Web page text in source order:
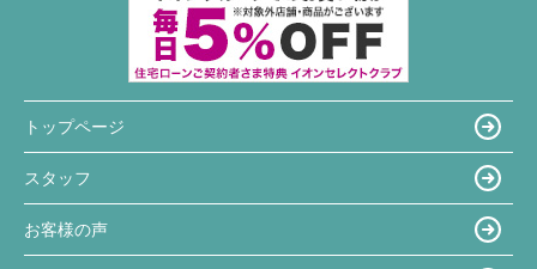
トップページ
スタッフ
お客様の声